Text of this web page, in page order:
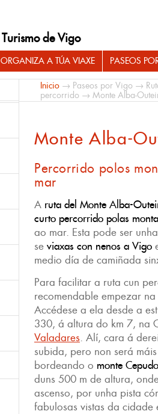
Turismo de Vigo
ORGANIZA A TÚA VIAXE PASEOS
Inicio → Paseos por Vigo →
percorrido → Monte Alba-
Monte Alba-
Percorrido polos
mar
A ruta del Monte Alba-
curto percorrido polas
ao mar. Esta pode ser
se viaxas con nenos a Vigo
medio día de camiñada
Para facilitar a ruta cun
recomendable empezar
Accédese a ela desde a
330, á altura do km 7, na
Valadares. Alí, cara á
subida, pero non será
bordeando o monte Cepudo
duns 500 m de altura,
ascenso, por unha pista
fabulosas vistas da cidade